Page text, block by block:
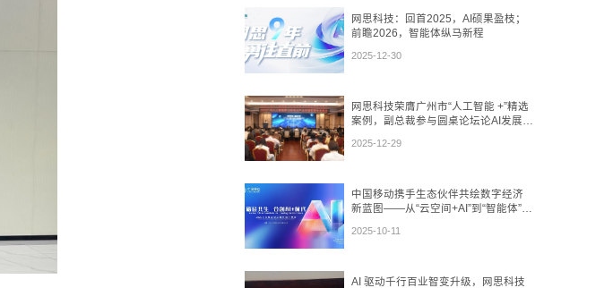
网思科技：回首2025，AI硕果盈枝；
前瞻2026，智能体纵马新程
2025-12-30
网思科技荣膺广州市“人工智能 +”精选
案例，副总裁参与圆桌论坛论AI发展态
2025-12-29
中国移动携手生态伙伴共绘数字经济
新蓝图——从“云空间+AI”到“智能体”，
2025-10-11
AI 驱动千行百业智变升级，网思科技